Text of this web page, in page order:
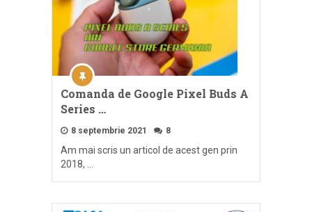
Comanda de Google Pixel Buds A
Series …
8 septembrie 2021 8
Am mai scris un articol de acest gen prin
2018, …